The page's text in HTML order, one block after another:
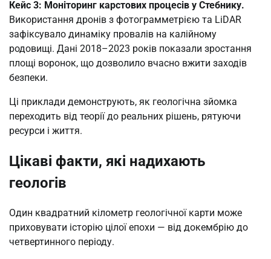
Кейс 3: Моніторинг карстових процесів у Стебнику.
Використання дронів з фотограмметрією та LiDAR
зафіксувало динаміку провалів на калійному
родовищі. Дані 2018–2023 років показали зростання
площі воронок, що дозволило вчасно вжити заходів
безпеки.
Ці приклади демонструють, як геологічна зйомка
переходить від теорії до реальних рішень, рятуючи
ресурси і життя.
Цікаві факти, які надихають
геологів
Один квадратний кілометр геологічної карти може
приховувати історію цілої епохи — від докембрію до
четвертинного періоду.